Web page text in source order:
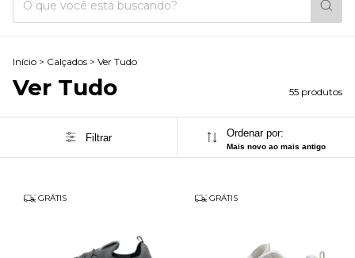
Início > Calçados > Ver Tudo
Ver Tudo 55 produtos
Filtrar Ordenar por:
Mais novo ao mais antigo
GRÁTIS GRÁTIS